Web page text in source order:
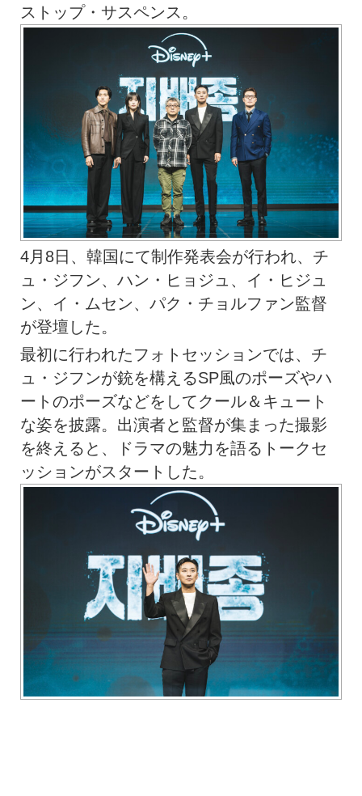
ストップ・サスペンス。
4月8日、韓国にて制作発表会が行われ、チ
ュ・ジフン、ハン・ヒョジュ、イ・ヒジュ
ン、イ・ムセン、パク・チョルファン監督
が登壇した。
最初に行われたフォトセッションでは、チ
ュ・ジフンが銃を構えるSP風のポーズやハ
ートのポーズなどをしてクール＆キュート
な姿を披露。出演者と監督が集まった撮影
を終えると、ドラマの魅力を語るトークセ
ッションがスタートした。